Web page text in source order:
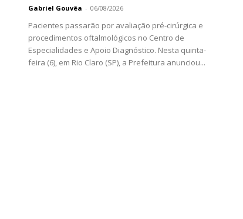
Gabriel Gouvêa - 06/08/2026
Pacientes passarão por avaliação pré-cirúrgica e
procedimentos oftalmológicos no Centro de
Especialidades e Apoio Diagnóstico. Nesta quinta-
feira (6), em Rio Claro (SP), a Prefeitura anunciou...